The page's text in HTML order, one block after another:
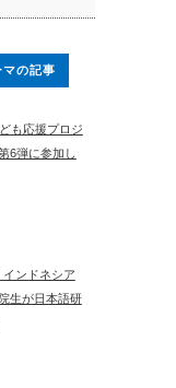
マの記事
ども応援プロジ
6弾に参加し
インドネシア
生が日本語研